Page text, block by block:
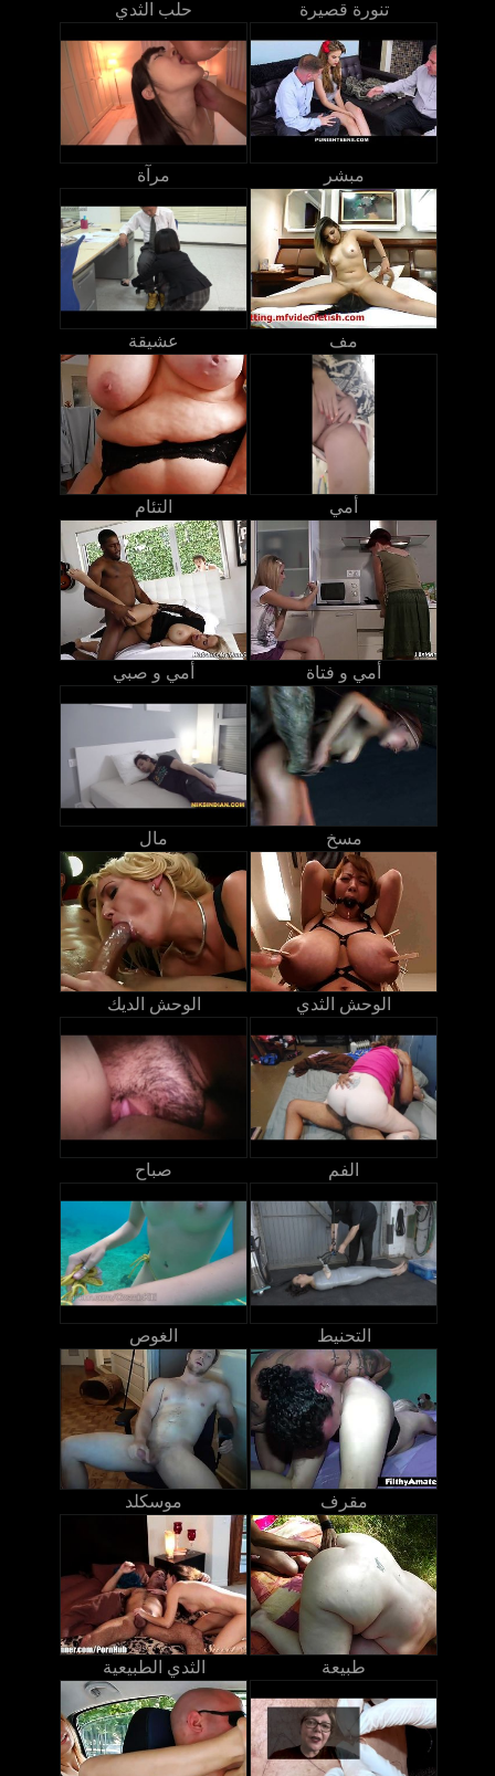
حلب الثدي تنورة قصيرة
مرآة مبشر
عشيقة مف
التئام أمي
أمي و صبي أمي و فتاة
مال مسخ
الوحش الديك الوحش الثدي
صباح الفم
الغوص التحنيط
موسكلد مقرف
الثدي الطبيعية طبيعة